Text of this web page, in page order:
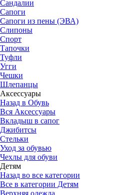
Сандалии
Сапоги
Сапоги из пены (ЭВА)
Слипоны
Спорт
Тапочки
Туфли
Угги
Чешки
Шлепанцы
Аксессуары
Назад в Обувь
Вся Аксессуары
Вкладыш в сапог
Джибитсы
Стельки
Уход за обувью
Чехлы для обуви
Детям
Назад во все категории
Все в категории Детям
Верхняя одежда